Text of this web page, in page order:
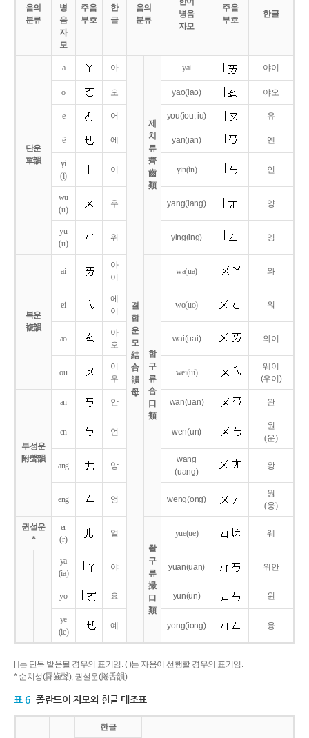
음의
분류
병
음
자
모
주음
부호
한
글
음의
분류
병음
자모
주음
부호
한글
단운
單韻
a 아
결
합
운
모
結
合
韻
母
제
치
류
齊
齒
類
yai 야이
o 오 yao(iao) 야오
e 어 you(iou,iu) 유
ê 에 yan(ian) 옌
yi
(i)
이 yin(in) 인
wu
(u)
우 yang(iang) 양
yu
(u)
위 ying(ing) 잉
복운
複韻
ai
아
이
합
구
류
合
口
類
wa(ua) 와
ei
에
이
wo(uo) 워
ao
아
오
wai(uai) 와이
ou
어
우
wei(ui)
웨이
(우이)
부성운
附聲韻
an 안 wan(uan) 완
en 언 wen(un)
원
(운)
ang 앙
wang
(uang)
왕
eng 엉 weng(ong)
웡
(웅)
권설운
*
er
(r)
얼
촬
구
류
撮
口
類
yue(ue) 웨
ya
(ia)
야 yuan(uan) 위안
yo 요 yun(un) 윈
ye
(ie)
예 yong(iong) 융
[ ]는 단독 발음될 경우의 표기임. ( )는 자음이 선행할 경우의 표기임.
* 순치성(脣齒聲), 권설운(捲舌韻).
표 6 폴란드어 자모와 한글 대조표
한글